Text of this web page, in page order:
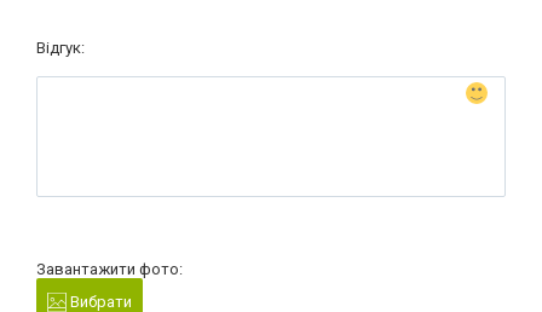
Відгук:
Завантажити фото:
Вибрати